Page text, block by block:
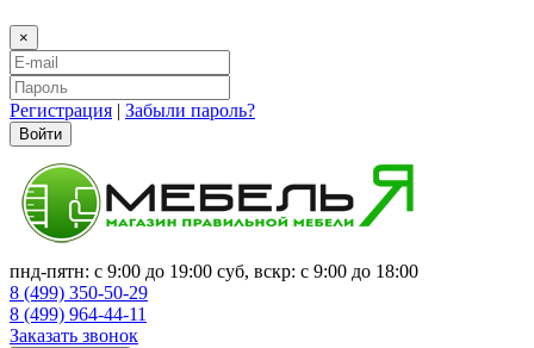
×
Регистрация | Забыли пароль?
Войти
пнд-пятн: с 9:00 до 19:00 суб, вскр: с 9:00 до 18:00
8 (499) 350-50-29
8 (499) 964-44-11
Заказать звонок